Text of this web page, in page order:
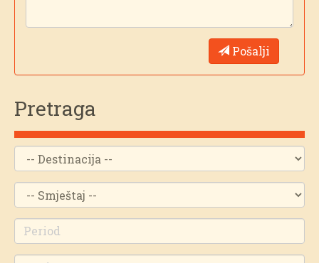
Pošalji
Pretraga